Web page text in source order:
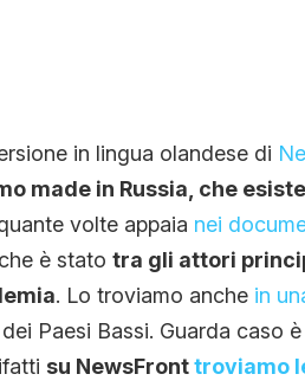
in lingua olandese di
made in Russia, che
volte appaia nei
è stato tra gli attori
. Lo troviamo anche in
Paesi Bassi. Guarda caso
su NewsFronttroviamo